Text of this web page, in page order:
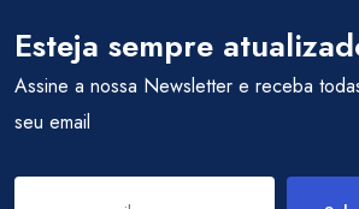
Esteja sempre
Assine a nossa Newsletter e receba
seu email